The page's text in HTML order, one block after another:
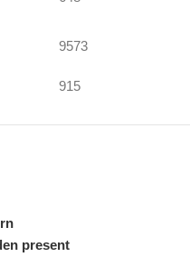
9573
915
present